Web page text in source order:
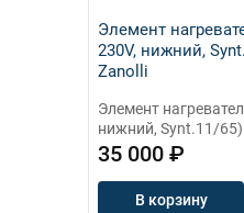
Элемент
230V, нижний,
Zanolli
Элемент
нижний, Synt.11/65)
35 000 ₽
В корзину